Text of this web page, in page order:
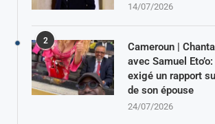
14/07/2026
2
Cameroun |
avec Samuel
exigé un rapport
de son épouse
24/07/2026